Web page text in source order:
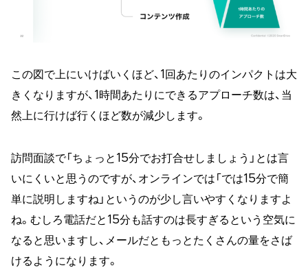
この図で上にいけばいくほど、1回あたりのインパクトは大
きくなりますが、1時間あたりにできるアプローチ数は、当
然上に行けば行くほど数が減少します。
訪問面談で「ちょっと15分でお打合せしましょう」とは言
いにくいと思うのですが、オンラインでは「では15分で簡
単に説明しますね」というのが少し言いやすくなりますよ
ね。むしろ電話だと15分も話すのは長すぎるという空気に
なると思いますし、メールだともっとたくさんの量をさば
けるようになります。